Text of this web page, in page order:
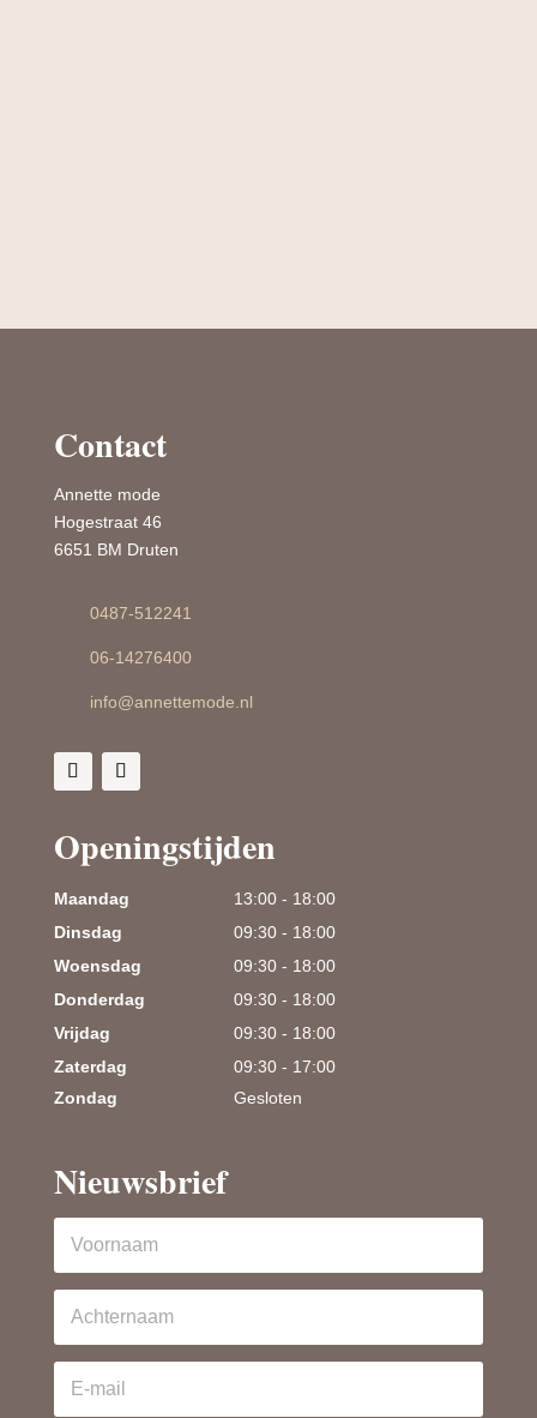
Contact
Annette mode
Hogestraat 46
6651 BM Druten
0487-512241
06-14276400
info@annettemode.nl
Openingstijden
Maandag
13:00 - 18:00
Dinsdag
09:30 - 18:00
Woensdag
09:30 - 18:00
Donderdag
09:30 - 18:00
Vrijdag
09:30 - 18:00
Zaterdag
09:30 - 17:00
Zondag
Gesloten
Nieuwsbrief